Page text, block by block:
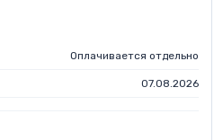
Оплачивается отдельно
07.08.2026